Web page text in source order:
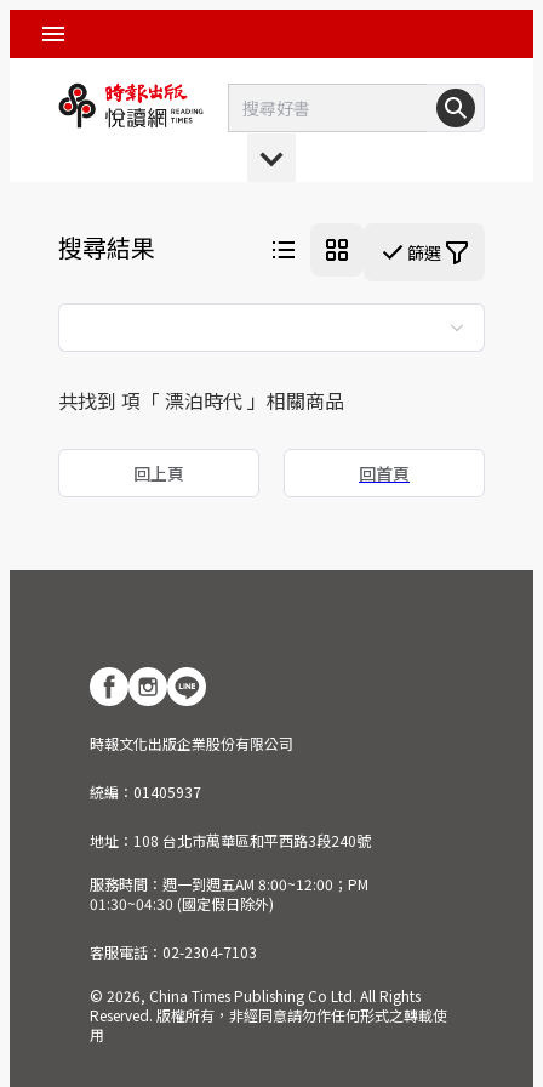
搜尋結果 篩選
共找到 項「 漂泊時代 」相關商品
回上頁 回首頁
時報文化出版企業股份有限公司
統編：01405937
地址：108 台北市萬華區和平西路3段240號
服務時間：週一到週五AM 8:00~12:00；PM
01:30~04:30 (國定假日除外)
客服電話：02-2304-7103
© 2026, China Times Publishing Co Ltd. All Rights
Reserved. 版權所有，非經同意請勿作任何形式之轉載使
用